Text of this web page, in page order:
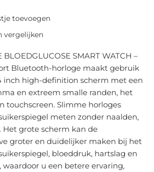
toevoegen
vergelijken
BLOEDGLUCOSE SMART WATCH –
Bluetooth-horloge maakt gebruik
inch high-definition scherm met een
en extreem smalle randen, het
touchscreen. Slimme horloges
meten zonder naalden,
Het grote scherm kan de
groter en duidelijker maken bij het
bloeddruk, hartslag en
waardoor u een betere ervaring,